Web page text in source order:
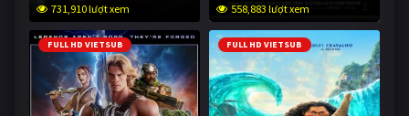
731,910 lượt xem
558,883 lượt xem
FULL HD VIETSUB FULL HD VIETSUB